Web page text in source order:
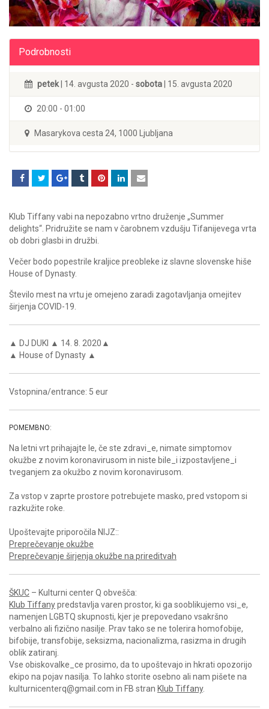
Podrobnosti
petek | 14. avgusta 2020 - sobota | 15. avgusta 2020
20:00 - 01:00
Masarykova cesta 24, 1000 Ljubljana
Klub Tiffany vabi na nepozabno vrtno druženje „Summer
delights“. Pridružite se nam v čarobnem vzdušju Tifanijevega vrta
ob dobri glasbi in družbi.
Večer bodo popestrile kraljice preobleke iz slavne slovenske hiše
House of Dynasty.
Število mest na vrtu je omejeno zaradi zagotavljanja omejitev
širjenja COVID-19.
▲ DJ DUKI ▲ 14. 8. 2020▲
▲ House of Dynasty ▲
Vstopnina/entrance: 5 eur
POMEMBNO:
Na letni vrt prihajajte le, če ste zdravi_e, nimate simptomov
okužbe z novim koronavirusom in niste bile_i izpostavljene_i
tveganjem za okužbo z novim koronavirusom.
Za vstop v zaprte prostore potrebujete masko, pred vstopom si
razkužite roke.
Upoštevajte priporočila NIJZ::
Preprečevanje okužbe
Preprečevanje širjenja okužbe na prireditvah
ŠKUC – Kulturni center Q obvešča:
Klub Tiffanypredstavlja varen prostor, ki ga sooblikujemo vsi_e,
namenjen LGBTQ skupnosti, kjer je prepovedano vsakršno
verbalno ali fizično nasilje. Prav tako se ne tolerira homofobije,
bifobije, transfobije, seksizma, nacionalizma, rasizma in drugih
oblik zatiranj.
Vse obiskovalke_ce prosimo, da to upoštevajo in hkrati opozorijo
ekipo na pojav nasilja. To lahko storite osebno ali nam pišete na
kulturnicenterq@gmail.com in FB stran Klub Tiffany.